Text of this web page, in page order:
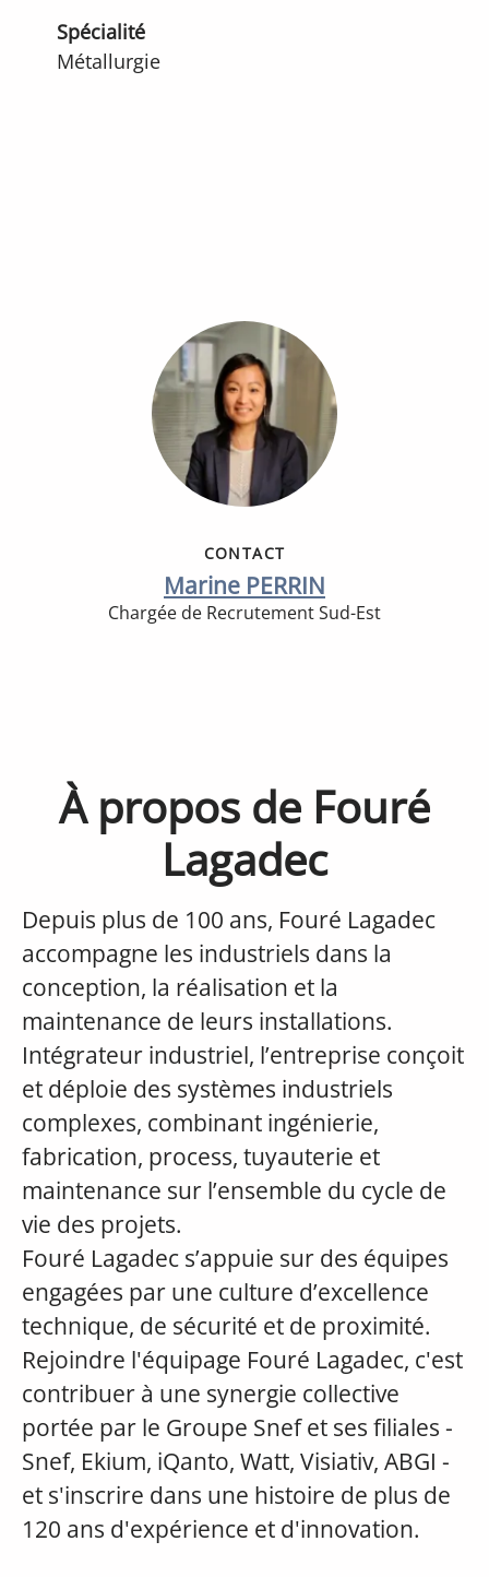
Spécialité
Métallurgie
CONTACT
Marine PERRIN
Chargée de Recrutement Sud-Est
À propos de Fouré
Lagadec
Depuis plus de 100 ans, Fouré Lagadec
accompagne les industriels dans la
conception, la réalisation et la
maintenance de leurs installations.
Intégrateur industriel, l’entreprise conçoit
et déploie des systèmes industriels
complexes, combinant ingénierie,
fabrication, process, tuyauterie et
maintenance sur l’ensemble du cycle de
vie des projets.
Fouré Lagadec s’appuie sur des équipes
engagées par une culture d’excellence
technique, de sécurité et de proximité.
Rejoindre l'équipage Fouré Lagadec, c'est
contribuer à une synergie collective
portée par le Groupe Snef et ses filiales -
Snef, Ekium, iQanto, Watt, Visiativ, ABGI -
et s'inscrire dans une histoire de plus de
120 ans d'expérience et d'innovation.